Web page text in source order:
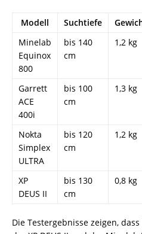
Modell Suchtiefe
Minelab
Equinox
800
bis 140
cm
1,2 kg
Garrett
ACE
400i
bis 100
cm
1,3 kg
Nokta
Simplex
ULTRA
bis 120
cm
1,2 kg
XP
DEUS II
bis 130
cm
0,8 kg
Die Testergebnisse zeigen,